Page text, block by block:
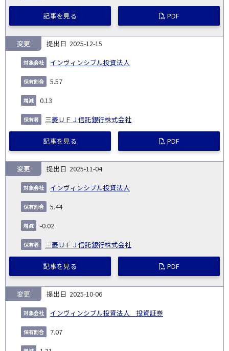
記事を見る PDF
2025-12-15
インヴィンシブル投資法人
変更
5.57
0.13
三菱ＵＦＪ信託銀行株式会社
記事を見る PDF
2025-11-04
インヴィンシブル投資法人
変更
5.44
-0.02
三菱ＵＦＪ信託銀行株式会社
記事を見る PDF
2025-10-06
インヴィンシブル投資法人 投資証券
変更
7.07